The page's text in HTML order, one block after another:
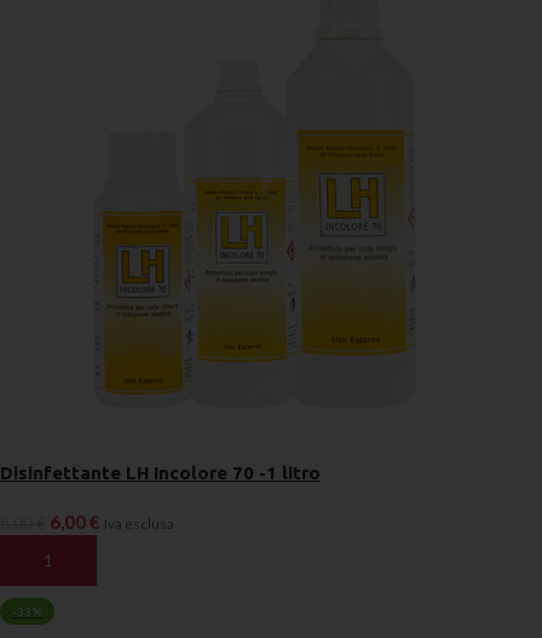
Disinfettante LH Incolore 70 -1 litro
6,00€ Iva esclusa
AGGIUNGI AL CARRELLO
-33%